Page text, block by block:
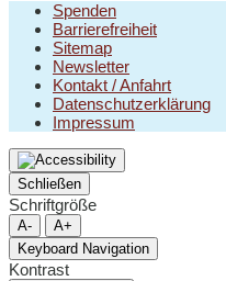
Spenden
Barrierefreiheit
Sitemap
Newsletter
Kontakt / Anfahrt
Datenschutzerklärung
Impressum
Schließen
Schriftgröße
A-
A+
Keyboard Navigation
Kontrast